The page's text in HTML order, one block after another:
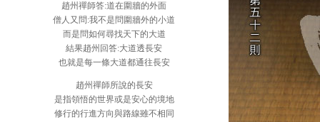
趙州禪師答:道在圍牆的外面
僧人又問:我不是問圍牆外的小道
而是問如何尋找天下的大道
結果趙州回答:大道透長安
也就是每一條大道都通往長安
趙州禪師所說的長安
是指領悟的世界或是安心的境地
修行的行進方向與路線雖不相同